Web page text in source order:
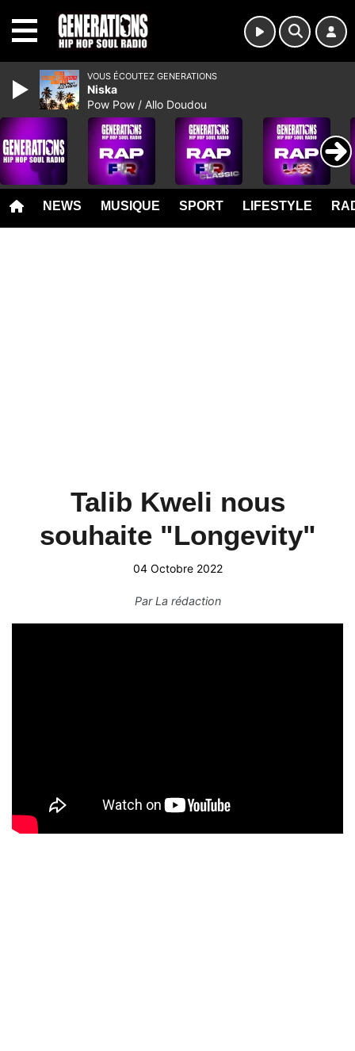
NEWS MUSIQUE SPORT LIFESTYLE
Talib Kweli nous
souhaite "Longevity"
04 Octobre 2022
ParLa rédaction
VOUS ÉCOUTEZ GENERATIONS
Niska
Pow Pow / Allo Doudou